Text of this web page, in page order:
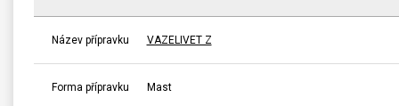
Název přípravku VAZELIVET Z
Forma přípravku Mast